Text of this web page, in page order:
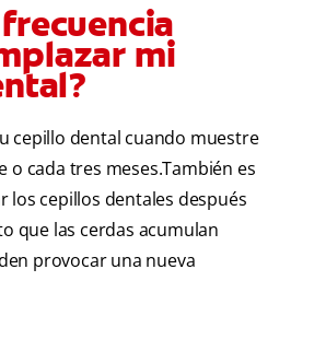
mi
cepillo dental cuando muestre
o cada tres meses.También es
los cepillos dentales después
que las cerdas acumulan
provocar una nueva